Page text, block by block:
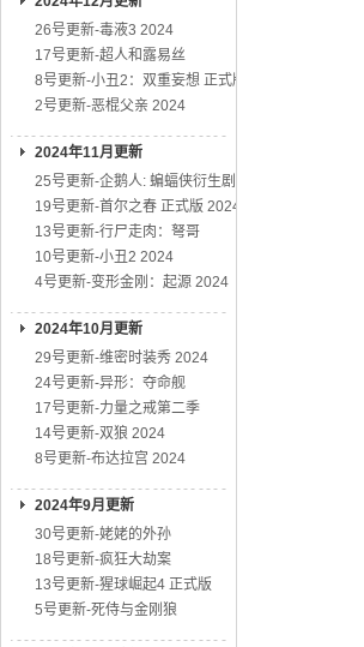
26号更新-毒液3 2024
17号更新-超人和露易丝
8号更新-小丑2：双重妄想 正式版
2号更新-恶棍父亲 2024
2024年11月更新
25号更新-企鹅人: 蝙蝠侠衍生剧
19号更新-首尔之春 正式版 2024
13号更新-行尸走肉：弩哥
10号更新-小丑2 2024
4号更新-变形金刚：起源 2024
2024年10月更新
29号更新-维密时装秀 2024
24号更新-异形：夺命舰
17号更新-力量之戒第二季
14号更新-双狼 2024
8号更新-布达拉宫 2024
2024年9月更新
30号更新-姥姥的外孙
18号更新-疯狂大劫案
13号更新-猩球崛起4 正式版
5号更新-死侍与金刚狼